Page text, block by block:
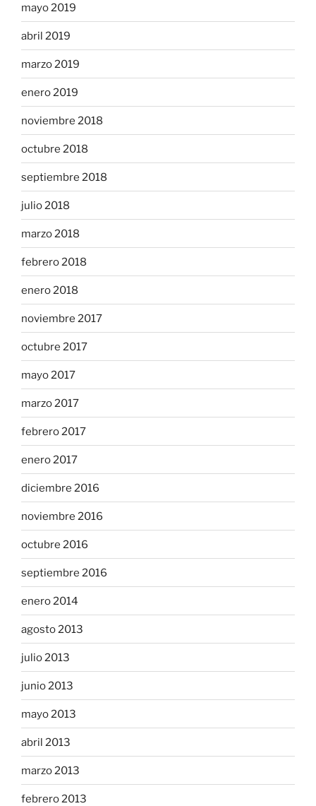
mayo 2019
abril 2019
marzo 2019
enero 2019
noviembre 2018
octubre 2018
septiembre 2018
julio 2018
marzo 2018
febrero 2018
enero 2018
noviembre 2017
octubre 2017
mayo 2017
marzo 2017
febrero 2017
enero 2017
diciembre 2016
noviembre 2016
octubre 2016
septiembre 2016
enero 2014
agosto 2013
julio 2013
junio 2013
mayo 2013
abril 2013
marzo 2013
febrero 2013